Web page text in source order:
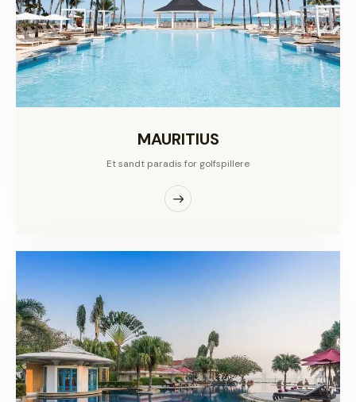
MAURITIUS
Et sandt paradis for golfspillere